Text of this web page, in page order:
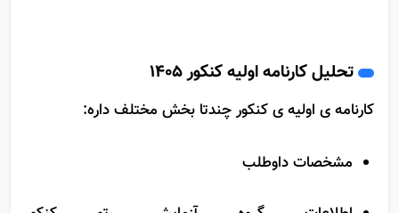
تحلیل کارنامه اولیه کنکور 1405